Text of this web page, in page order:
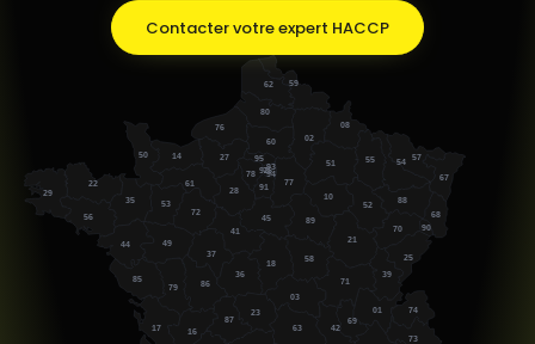
Contacter votre expert HACCP
03
63
01 74
42
69
73
17
23
87
86
16
79
22
85
50
56
29
35
44 49
72
53
14
61
28
89
70
76
27
37
45
36
41
18
21
58
71
39
51
60
62 59
02
80
08
10
52
67
54
77
68
55 57
88
91
78
95
93
75
9294
25
90